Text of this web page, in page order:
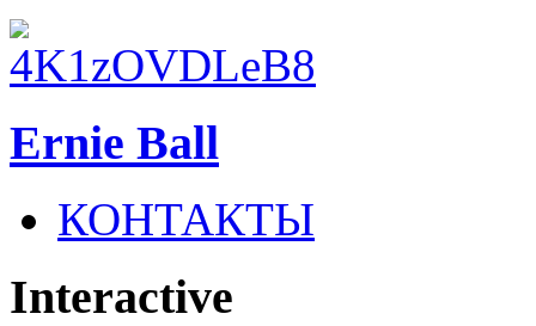
Ernie Ball
КОНТАКТЫ
Interactive